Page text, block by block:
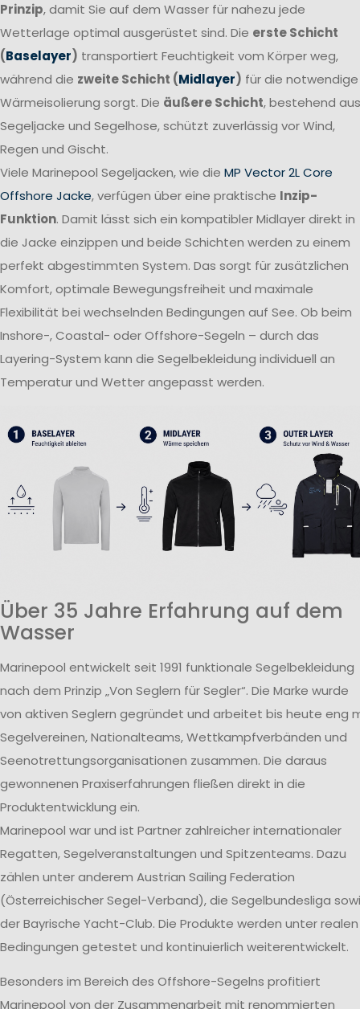
Prinzip, damit Sie auf dem Wasser für nahezu jede
Wetterlage optimal ausgerüstet sind. Die erste Schicht
(Baselayer) transportiert Feuchtigkeit vom Körper weg,
während die zweite Schicht (Midlayer) für die notwendige
Wärmeisolierung sorgt. Die äußere Schicht, bestehend aus
Segeljacke und Segelhose, schützt zuverlässig vor Wind,
Regen und Gischt.
Viele Marinepool Segeljacken, wie die MP Vector 2L Core
Offshore Jacke, verfügen über eine praktische Inzip-
Funktion. Damit lässt sich ein kompatibler Midlayer direkt in
die Jacke einzippen und beide Schichten werden zu einem
perfekt abgestimmten System. Das sorgt für zusätzlichen
Komfort, optimale Bewegungsfreiheit und maximale
Flexibilität bei wechselnden Bedingungen auf See. Ob beim
Inshore-, Coastal- oder Offshore-Segeln – durch das
Layering-System kann die Segelbekleidung individuell an
Temperatur und Wetter angepasst werden.
Über 35 Jahre Erfahrung auf dem
Wasser
Marinepool entwickelt seit 1991 funktionale Segelbekleidung
nach dem Prinzip „Von Seglern für Segler“. Die Marke wurde
von aktiven Seglern gegründet und arbeitet bis heute eng
Segelvereinen, Nationalteams, Wettkampfverbänden und
Seenotrettungsorganisationen zusammen. Die daraus
gewonnenen Praxiserfahrungen fließen direkt in die
Produktentwicklung ein.
Marinepool war und ist Partner zahlreicher internationaler
Regatten, Segelveranstaltungen und Spitzenteams. Dazu
zählen unter anderem Austrian Sailing Federation
(Österreichischer Segel-Verband), die Segelbundesliga
der Bayrische Yacht-Club. Die Produkte werden unter realen
Bedingungen getestet und kontinuierlich weiterentwickelt.
Besonders im Bereich des Offshore-Segelns profitiert
Marinepool von der Zusammenarbeit mit renommierten